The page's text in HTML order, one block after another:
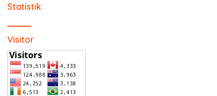
Statistik
Visitor